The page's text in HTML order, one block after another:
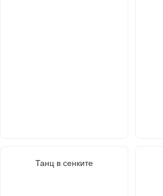
Танц в сенките